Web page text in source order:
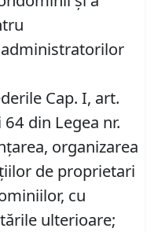
Cap. I, art.
din Legea nr.
organizarea
de proprietari
cu
ulterioare;